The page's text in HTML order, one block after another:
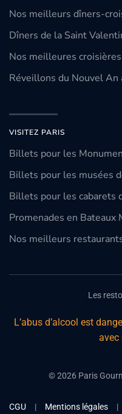
Nos meilleurs dîners-
Dîners de la Saint
Nos meilleures
Réveillons du Nouvel An
VISITEZ PARIS
Billets pour les
Billets pour les musées
Billets pour les cabarets
Promenades en Bateaux
Nos meilleurs
Les
L’abus d’alcool est
avec
©2026Paris
CGU | Mentions légales |